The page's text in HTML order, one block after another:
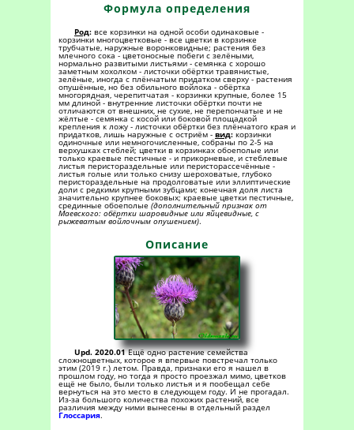
Формула определения
Род: все корзинки на одной особи одинаковые -
корзинки многоцветковые - все цветки в корзинке
трубчатые, наружные воронковидные; растения без
млечного сока - цветоносные побеги с зелёными,
нормально развитыми листьями - семянка с хорошо
заметным хохолком - листочки обёртки травянистые,
зелёные, иногда с плёнчатым придатком сверху - растения
опушённые, но без обильного войлока - обёртка
многорядная, черепитчатая - корзинки крупные, более 15
мм длиной - внутренние листочки обёртки почти не
отличаются от внешних, не сухие, не перепончатые и не
жёлтые - семянка с косой или боковой площадкой
крепления к ложу - листочки обёртки без плёнчатого края и
придатков, лишь наружные с остриём - вид: корзинки
одиночные или немногочисленные, собраны по 2-5 на
верхушках стеблей; цветки в корзинках обоеполые или
только краевые пестичные - и прикорневые, и стеблевые
листья перистораздельные или перисторассечённые -
листья голые или только снизу шероховатые, глубоко
перистораздельные на продолговатые или эллиптические
доли с редкими крупными зубцами; конечная доля листа
значительно крупнее боковых; краевые цветки пестичные,
срединные обоеполые (дополнительный признак от
Маевского: обёртки шаровидные или яйцевидные, с
рыжеватым войлочным опушением).
Описание
Upd. 2020.01Ещё одно растение семейства
сложноцветных, которое я впервые повстречал только
этим (2019 г.) летом. Правда, признаки его я нашел в
прошлом году, но тогда я просто проезжал мимо, цветков
ещё не было, были только листья и я пообещал себе
вернуться на это место в следующем году. И не прогадал.
Из-за большого количества похожих растений, все
различия между ними вынесены в отдельный раздел
Глоссария.